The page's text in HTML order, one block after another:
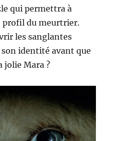
qui permettra à
profil du meurtrier.
les sanglantes
identité avant que
jolie Mara ?